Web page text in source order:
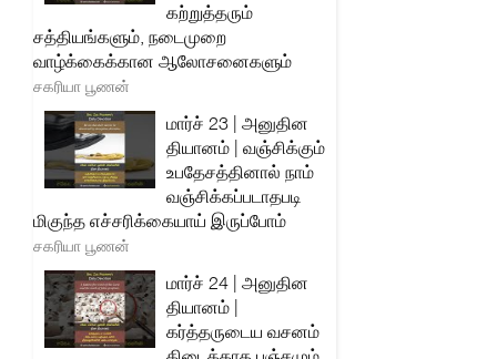
கற்றுத்தரும்
சத்தியங்களும், நடைமுறை
வாழ்க்கைக்கான ஆலோசனைகளும்
சகரியா பூணன்
மார்ச் 23 | அனுதின
தியானம் | வஞ்சிக்கும்
உபதேசத்தினால் நாம்
வஞ்சிக்கப்படாதபடி
மிகுந்த எச்சரிக்கையாய் இருப்போம்
சகரியா பூணன்
மார்ச் 24 | அனுதின
தியானம் |
கர்த்தருடைய வசனம்